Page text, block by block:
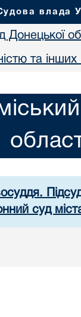
влада
Донецької
та
суд